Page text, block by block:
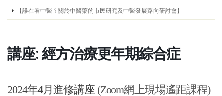
【誰在看中醫？關於中醫藥的市民研究及中醫發展路向研討會】
講座: 經方治療更年期綜合症
2024年4月進修講座 (Zoom網上現場遙距課程)